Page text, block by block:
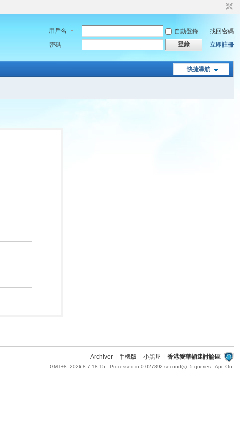
用戶名 自動登錄
找回密碼
密碼
登錄 立即註冊
快捷導航
Archiver 手機版 小黑屋 香港愛華頓迷討論區
GMT+8, 2026-8-7 18:15 , Processed in 0.027892 second(s), 5 queries , Apc On.